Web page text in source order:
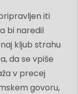
iti
bi naredil
kljub strahu
da se vpiše
v precej
govoru,